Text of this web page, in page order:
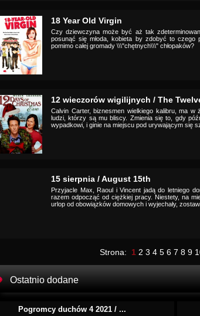
18 Year Old Virgin
Czy dziewczyna może być aż tak
posunąć się młoda, kobieta by zdobyć to
pomimo całej gromady \\\"chętnych\\\" chłopaków?
12 wieczorów wigilijnych / The
Calvin Carter, biznesmen wielkiego kalibru, ma
ludzi, którzy są mu bliscy. Zmienia się to, gdy
wypadkowi, i ginie na miejscu pod urywającym się
15 sierpnia / August 15th
Przyjacle Max, Raoul i Vincent jadą do letniego
razem odpocząć od ciężkiej pracy. Niestety, na
urlop od obowiązków domowych i wyjechały,
Strona: 1 2 3 4 5 6 7 8 9
Ostatnio dodane
Pogromcy duchów 4 2021 / ...